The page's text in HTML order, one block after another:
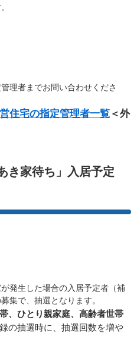
理者までお問い合わせくださ
住宅の指定管理者一覧 ＜外
き家待ち」入居予定
発生した場合の入居予定者（補
集で、抽選となります。
、ひとり親家庭、高齢者世帯
の抽選時に、抽選回数を増や